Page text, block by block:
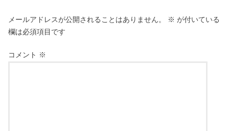
メールアドレスが公開されることはありません。 ※ が付いている
欄は必須項目です
コメント ※